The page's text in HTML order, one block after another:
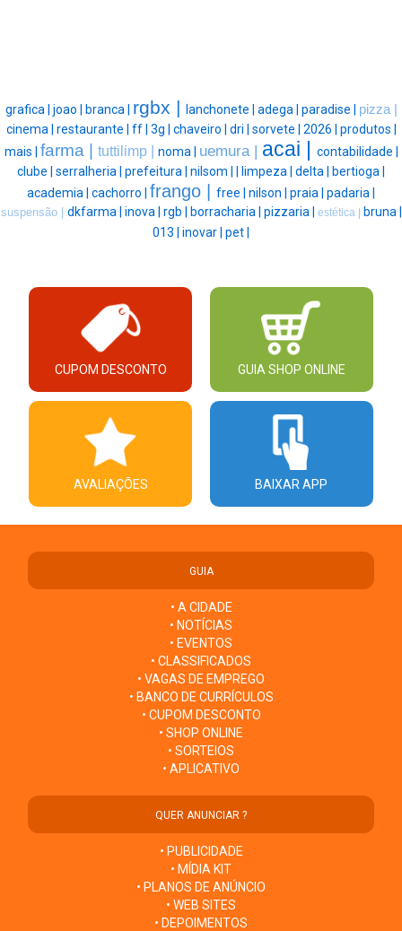
grafica | joao | branca | rgbx | lanchonete | adega | paradise | pizza |
cinema | restaurante | ff | 3g | chaveiro | dri | sorvete | 2026 | produtos |
mais | farma | tuttilimp | noma | uemura | acai | contabilidade |
clube | serralheria | prefeitura | nilsom | limpeza | delta |
bertioga |
academia | cachorro | frango | free | nilson | praia | padaria |
suspensão | dkfarma | inova | rgb | borracharia | pizzaria | estética |
bruna |
013 | inovar | pet |
CUPOM DESCONTO GUIA SHOP ONLINE
AVALIAÇÕES BAIXAR APP
GUIA
• A CIDADE
• NOTÍCIAS
• EVENTOS
• CLASSIFICADOS
• VAGAS DE EMPREGO
• BANCO DE CURRÍCULOS
• CUPOM DESCONTO
• SHOP ONLINE
• SORTEIOS
• APLICATIVO
QUER ANUNCIAR ?
• PUBLICIDADE
• MÍDIA KIT
• PLANOS DE ANÚNCIO
• WEB SITES
• DEPOIMENTOS